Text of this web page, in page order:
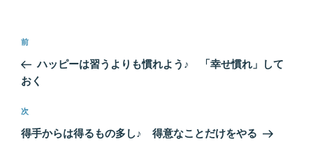
投
ナ
ゲ
ー
前
の
投
前
ハッピーは習うよりも慣れよう♪ 「幸せ慣れ」して
おく
次
の
次
得手からは得るもの多し♪ 得意なことだけをやる